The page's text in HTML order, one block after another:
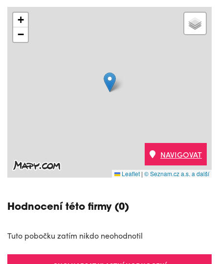
+
−
Leaflet | © Seznam.cz a.s. a další
NAVIGOVAT
Hodnocení této firmy (0)
Tuto pobočku zatím nikdo neohodnotil